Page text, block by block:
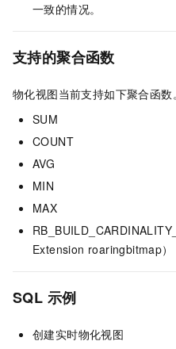
一致的情况。
支持的聚合函数
物化视图当前支持如下聚合函数。
SUM
COUNT
AVG
MIN
MAX
Extension roaringbitmap）
SQL 示例
创建实时物化视图